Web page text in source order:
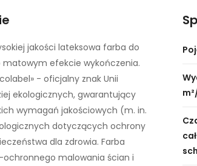
jakości lateksowa farba do
efekcie wykończenia.
- oficjalny znak Unii
ekologicznych, gwarantujący
wymagań jakościowych (m. in.
dotyczących ochrony
dla zdrowia. Farba
malowania ścian i